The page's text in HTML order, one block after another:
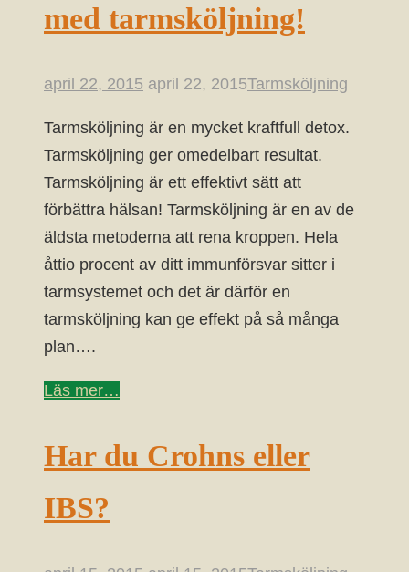
med tarmsköljning!
april 22, 2015 april 22, 2015Tarmsköljning
Tarmsköljning är en mycket kraftfull detox.
Tarmsköljning ger omedelbart resultat.
Tarmsköljning är ett effektivt sätt att
förbättra hälsan! Tarmsköljning är en av de
äldsta metoderna att rena kroppen. Hela
åttio procent av ditt immunförsvar sitter i
tarmsystemet och det är därför en
tarmsköljning kan ge effekt på så många
plan….
Läs mer…
Har du Crohns eller
IBS?